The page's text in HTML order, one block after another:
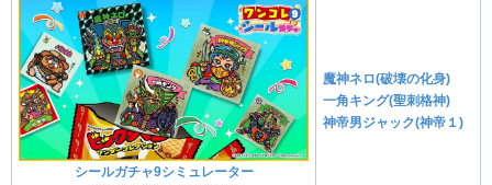
シールガチャ9シミュレーター
魔神ネロ(破壊の化身)
一角キング(聖刺格神)
神帝男ジャック(神帝１)